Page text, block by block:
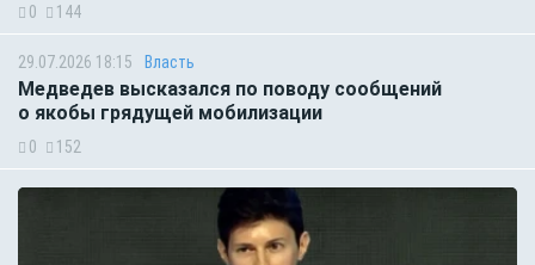
0 144
29.07.2026 18:15 Власть
Медведев высказался по поводу сообщений
о якобы грядущей мобилизации
0 152